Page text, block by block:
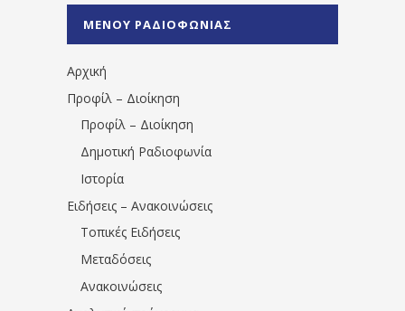
1531194763766854/" artist="" ]
ΜΕΝΟΥ ΡΑΔΙΟΦΩΝΙΑΣ
Αρχική
Προφίλ – Διοίκηση
Προφίλ – Διοίκηση
Δημοτική Ραδιοφωνία
Ιστορία
Ειδήσεις – Ανακοινώσεις
Τοπικές Ειδήσεις
Μεταδόσεις
Ανακοινώσεις